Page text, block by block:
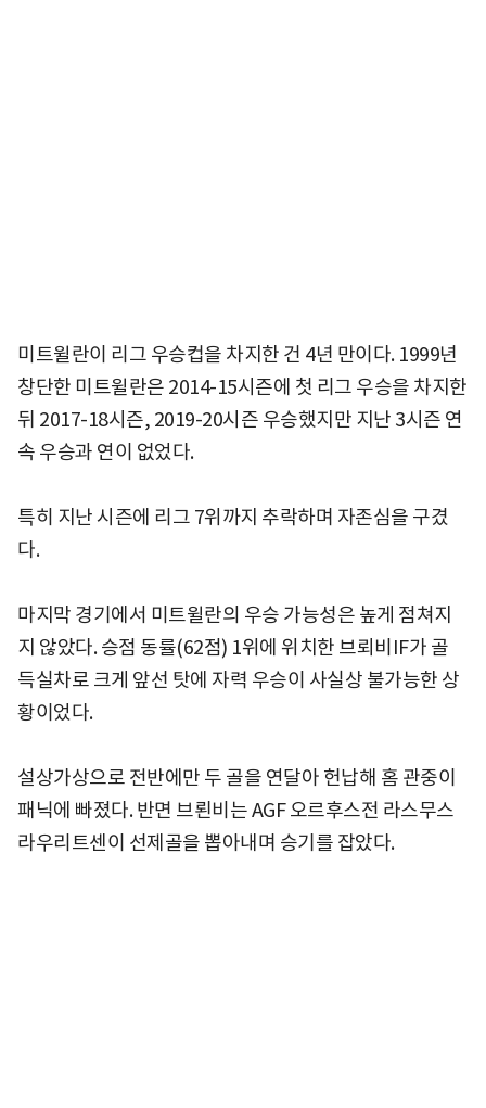
미트윌란이 리그 우승컵을 차지한 건 4년 만이다. 1999년
창단한 미트윌란은 2014-15시즌에 첫 리그 우승을 차지한
뒤 2017-18시즌, 2019-20시즌 우승했지만 지난 3시즌 연
속 우승과 연이 없었다.
특히 지난 시즌에 리그 7위까지 추락하며 자존심을 구겼
다.
마지막 경기에서 미트윌란의 우승 가능성은 높게 점쳐지
지 않았다. 승점 동률(62점) 1위에 위치한 브뢰비IF가 골
득실차로 크게 앞선 탓에 자력 우승이 사실상 불가능한 상
황이었다.
설상가상으로 전반에만 두 골을 연달아 헌납해 홈 관중이
패닉에 빠졌다. 반면 브뢴비는 AGF 오르후스전 라스무스
라우리트센이 선제골을 뽑아내며 승기를 잡았다.